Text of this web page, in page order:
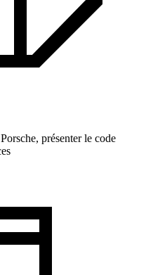
présenter le code